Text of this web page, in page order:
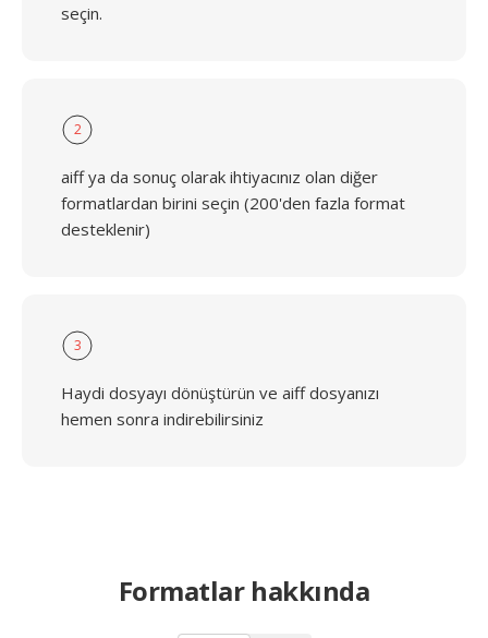
seçin.
2
aiff ya da sonuç olarak ihtiyacınız olan diğer
formatlardan birini seçin (200'den fazla format
desteklenir)
3
Haydi dosyayı dönüştürün ve aiff dosyanızı
hemen sonra indirebilirsiniz
Formatlar hakkında